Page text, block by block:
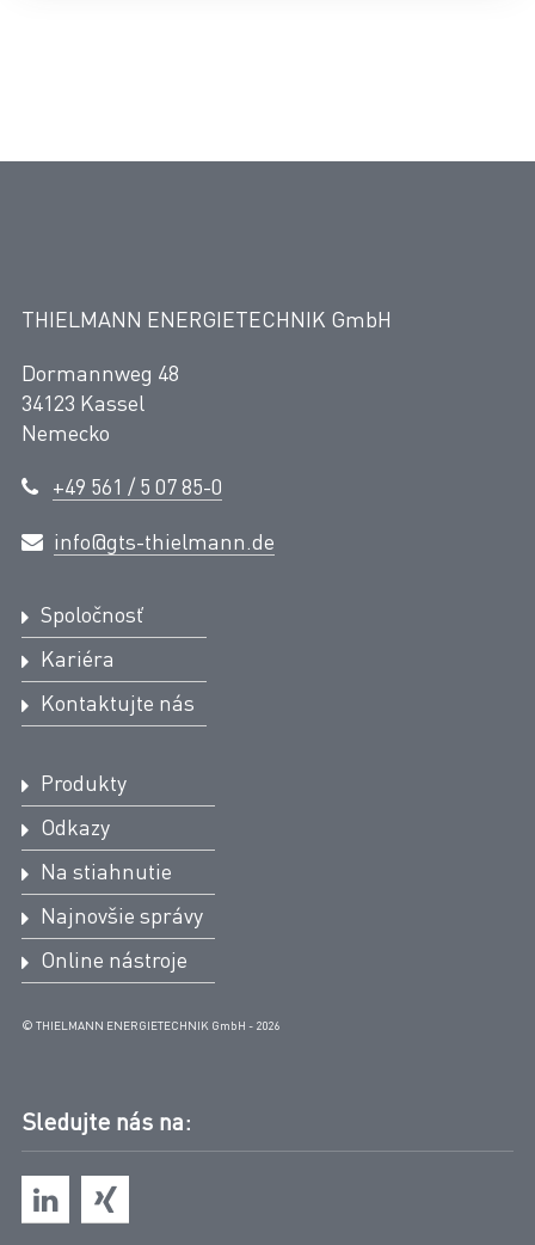
THIELMANN ENERGIETECHNIK GmbH
Dormannweg 48
34123 Kassel
Nemecko
+49 561 / 5 07 85-0
info@gts-thielmann.de
Spoločnosť
Kariéra
Kontaktujte nás
Produkty
Odkazy
Na stiahnutie
Najnovšie správy
Online nástroje
© THIELMANN ENERGIETECHNIK GmbH - 2026
Sledujte nás na: